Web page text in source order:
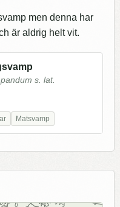
men denna har
är aldrig helt vit.
s. lat.
Matsvamp